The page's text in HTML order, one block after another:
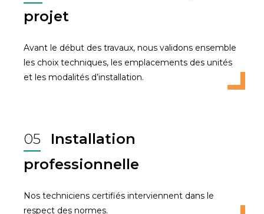
projet
Avant le début des travaux, nous validons ensemble
les choix techniques, les emplacements des unités
et les modalités d’installation.
05
Installation
professionnelle
Nos techniciens certifiés interviennent dans le
respect des normes.